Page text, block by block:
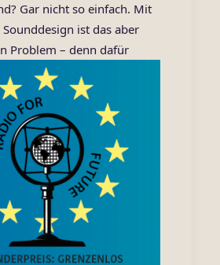
Gar nicht so einfach. Mit
ist das aber
Problem – denn dafür